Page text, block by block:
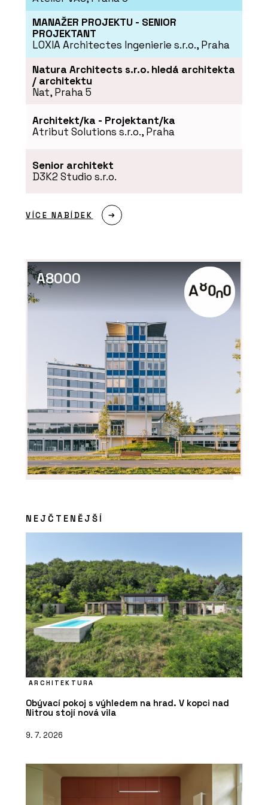
Cihlové pásky chtějí
památkáři i developeři
PRODUKTY
MANAŽER PROJEKTU - SENIOR
PROJEKTANT
LOXIA Architectes Ingenierie s.r.o., Praha
Natura Architects s.r.o. hledá architekta
/ architektu
Nat, Praha 5
Architekt/ka - Projektant/ka
Atribut Solutions s.r.o., Praha
Senior architekt
D3K2 Studio s.r.o.
VÍCE NABÍDEK
A8000
NEJČTENĚJŠÍ
ARCHITEKTURA
Obývací pokoj s výhledem na hrad. V kopci nad
Nitrou stojí nová vila
9. 7. 2026